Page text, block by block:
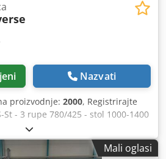
Nazvati
proizvodnje: 2000, Registrirajte
St - 3 rupe 780/425 - stol 1000-1400
425 - stol 730-1000 3. Bacher 2045 -
4. Sjekira 425-T-H - 2 rupe 425 -
2 rupe 425 - stol 420-660 - metalni
Mali oglasi